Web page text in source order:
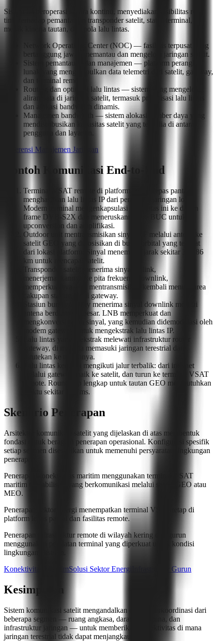
Sistem ini beroperasi secara kontinu, menyediakan visibilitas real-
time terhadap pemanfaatan transponder satelit, status terminal,
metrik kinerja tautan, dan pola lalu lintas.
Network Operations Center (NOC) — fasilitas terpusat yang
bertanggung jawab memantau dan mengelola jaringan satelit.
Sistem pemantauan dan manajemen — platform perangkat
lunak yang mengumpulkan data telemetri dari satelit, gateway,
dan terminal remote.
Routing dan optimasi lalu lintas — sistem yang mengelola
aliran data di jaringan satelit, termasuk prioritisasi lalu lintas
dan alokasi bandwidth dinamis.
Manajemen bandwidth — sistem alokasi sumber daya yang
mendistribusikan kapasitas satelit yang tersedia di antara
pengguna dan layanan.
Referensi Manajemen Jaringan
Contoh Komunikasi End-to-End
Terminal VSAT remote di platform energi lepas pantai
menghasilkan lalu lintas IP dari perangkat jaringan lokal.
Modem terminal mengenkapsulasi lalu lintas ini ke dalam
frame DVB-S2X dan meneruskannya ke BUC untuk
upconversion dan amplifikasi.
Outdoor unit mentransmisikan sinyal RF melalui antena ke
satelit GEO yang diposisikan di busur orbital yang terlihat
dari lokasi platform. Sinyal menempuh jarak sekitar 35.786
km untuk mencapai satelit.
Transponder satelit menerima sinyal uplink,
menerjemahkannya ke pita frekuensi downlink,
memperkuatnya, dan mentransmisikan kembali menuju area
cakupan stasiun bumi gateway.
Stasiun bumi gateway menerima sinyal downlink melalui
antena berdiameter besar. LNB memperkuat dan
mengkonversi turun sinyal, yang kemudian didemodulasi oleh
modem gateway untuk mengekstrak lalu lintas IP.
Lalu lintas yang diekstrak melewati infrastruktur router
gateway, di mana ia memasuki jaringan terestrial dan
dirutekan ke tujuannya.
Lalu lintas kembali mengikuti jalur terbalik: dari internet
melalui gateway, naik ke satelit, dan turun ke terminal VSAT
remote. Round-trip lengkap untuk tautan GEO membutuhkan
waktu sekitar 600 ms.
Skenario Penerapan
Arsitektur komunikasi satelit yang dijelaskan di atas membentuk
fondasi untuk beragam penerapan operasional. Konfigurasi spesifik
setiap segmen disesuaikan untuk memenuhi persyaratan lingkungan
penerapan.
Penerapan konektivitas maritim menggunakan terminal VSAT
maritim terstabilisasi yang berkomunikasi melalui satelit GEO atau
MEO.
Penerapan sektor energi menempatkan terminal VSAT tetap di
platform lepas pantai dan fasilitas remote.
Penerapan infrastruktur remote di wilayah kering dan gurun
menggunakan peralatan terminal yang diperkuat untuk kondisi
lingkungan ekstrem.
Konektivitas MaritimSolusi Sektor Energi Infrastruktur Gurun
Kesimpulan
Sistem komunikasi satelit mengandalkan operasi terkoordinasi dari
beberapa segmen — ruang angkasa, darat, pengguna, dan
infrastruktur jaringan — untuk memberikan konektivitas di mana
jaringan terestrial tidak dapat menjangkau.